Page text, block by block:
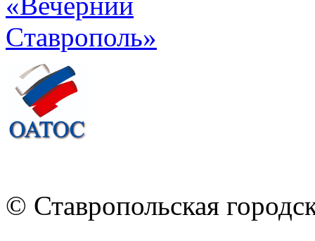
© Ставропольская